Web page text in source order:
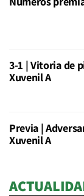
3-1 | Vitoria de
Xuvenil A
Previa |
Xuvenil A